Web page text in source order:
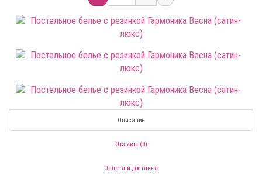
Описание
Отзывы (0)
Оплата и доставка